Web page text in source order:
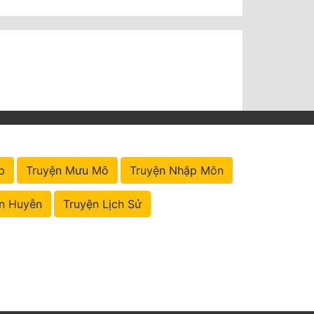
Truyện Mưu Mô Truyện Nhập Môn
Huyễn Truyện Lịch Sử